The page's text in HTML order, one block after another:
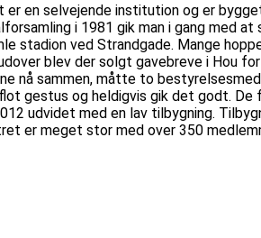
er en selvejende institution og er
i 1981 gik man i gang med
stadion ved Strandgade. Mange
blev der solgt gavebreve i Hou
nå sammen, måtte to
gestus og heldigvis gik det godt.
udvidet med en lav tilbygning.
er meget stor med over 350